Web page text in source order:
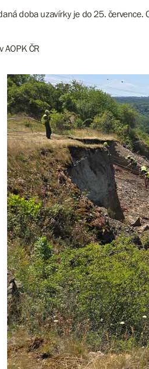
doba uzavírky je do 25.
AOPK ČR